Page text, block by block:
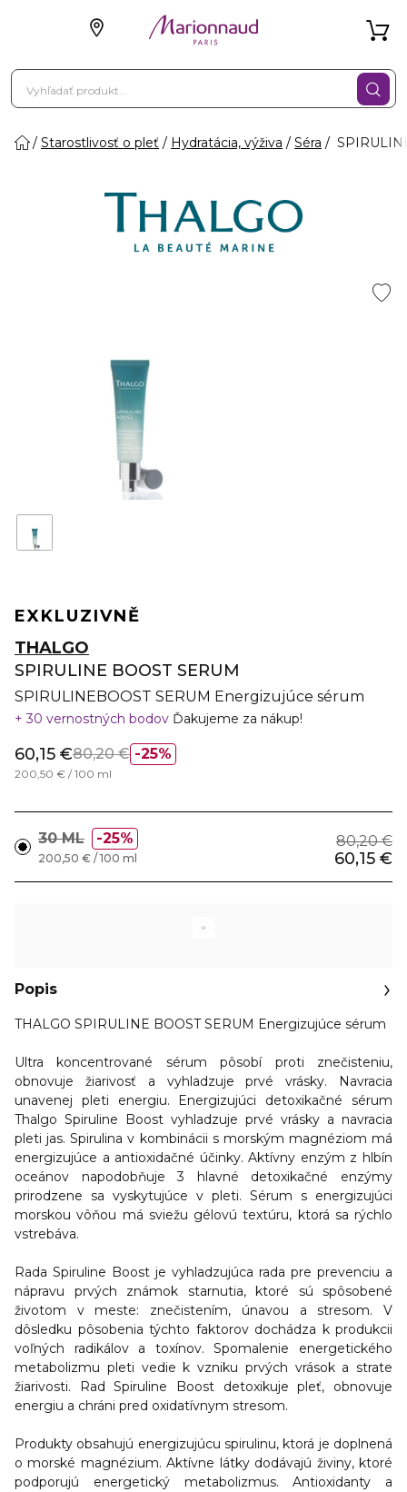
Starostlivosť o pleť Hydratácia, výživa Séra
EXKLUZIVNĚ
THALGO
SPIRULINE BOOST SERUM
SPIRULINEBOOST SERUM Energizujúce sérum
30 vernostných bodov Ďakujeme za nákup!
25%
60,15 €80,20 €
200,50 € / 100 ml
30 ML 25% 80,20 €
60,15 €
200,50 € / 100 ml
Popis
THALGO SPIRULINE BOOST SERUM Energizujúce sérum
Ultra koncentrované sérum pôsobí proti znečisteniu,
obnovuje žiarivosť a vyhladzuje prvé vrásky. Navracia
unavenej pleti energiu. Energizujúci detoxikačné sérum
Thalgo Spiruline Boost vyhladzuje prvé vrásky a navracia
pleti jas. Spirulina v kombinácii s morským magnéziom má
energizujúce a antioxidačné účinky. Aktívny enzým z hlbín
oceánov napodobňuje 3 hlavné detoxikačné enzýmy
prirodzene sa vyskytujúce v pleti. Sérum s energizujúci
morskou vôňou má sviežu gélovú textúru, ktorá sa rýchlo
vstrebáva.
Rada Spiruline Boost je vyhladzujúca rada pre prevenciu a
nápravu prvých známok starnutia, ktoré sú spôsobené
životom v meste: znečistením, únavou a stresom. V
dôsledku pôsobenia týchto faktorov dochádza k produkcii
voľných radikálov a toxínov. Spomalenie energetického
metabolizmu pleti vedie k vzniku prvých vrások a strate
žiarivosti. Rad Spiruline Boost detoxikuje pleť, obnovuje
energiu a chráni pred oxidatívnym stresom.
Produkty obsahujú energizujúcu spirulinu, ktorá je doplnená
o morské magnézium. Aktívne látky dodávajú živiny, ktoré
podporujú energetický metabolizmus. Antioxidanty a